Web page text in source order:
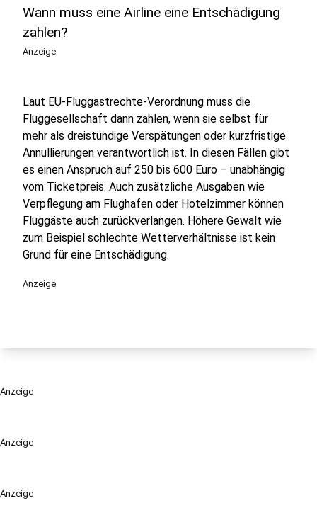
Anzeige
Anzeige
Wann muss eine Airline eine Entschädigung
zahlen?
Anzeige
Laut EU-Fluggastrechte-Verordnung muss die
Fluggesellschaft dann zahlen, wenn sie selbst für
mehr als dreistündige Verspätungen oder kurzfristige
Annullierungen verantwortlich ist. In diesen Fällen gibt
es einen Anspruch auf 250 bis 600 Euro – unabhängig
vom Ticketpreis. Auch zusätzliche Ausgaben wie
Verpflegung am Flughafen oder Hotelzimmer können
Fluggäste auch zurückverlangen. Höhere Gewalt wie
zum Beispiel schlechte Wetterverhältnisse ist kein
Grund für eine Entschädigung.
Anzeige
Anzeige